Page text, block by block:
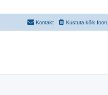
Kustuta kõik
Kontakt